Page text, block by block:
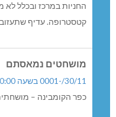
החניות במרכז ובכלל לא
קטסטרופה. עדיף שתעזוב
מושחטים נמאסתם
30/11/-0001 בשעה 00:00
כפר הקומבינה –